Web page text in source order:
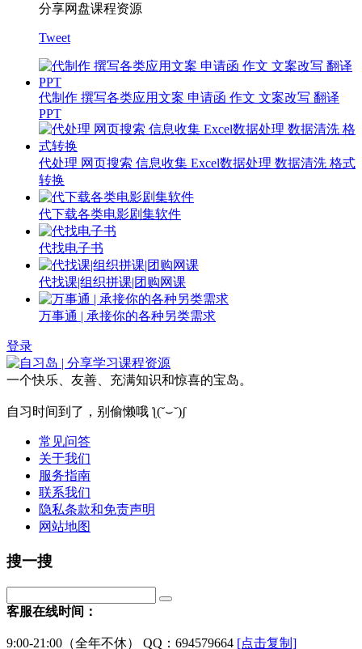
分享网盘课程资源
Tweet
代制作 撰写各类应用文案 申请函 作文 文案改写 翻译
PPT
代处理 网页搜索 信息收集 Excel数据处理 数据清洗 格式
转换
代下载各类电影剧集软件
代找电子书
代找课|组织拼课|团购网课
万事通 | 承接你的各种另类需求
登录
一个快乐、友善、充满知识和惊喜的宝岛。
自习时间到了，别偷懒哦 ƪ(˘⌣˘)ʃ
常见问答
关于我们
服务指南
联系我们
隐私条款和免责声明
网站地图
搜一搜
客服在线时间：
9:00-21:00（全年不休） QQ：694579664 [点击复制]